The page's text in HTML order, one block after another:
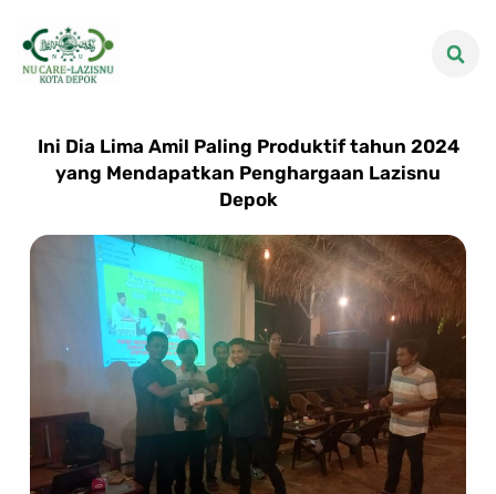
Ini Dia Lima Amil Paling Produktif tahun 2024
yang Mendapatkan Penghargaan Lazisnu
Depok